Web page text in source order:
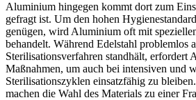
Aluminium hingegen kommt dort zum
gefragt ist. Um den hohen
genügen, wird Aluminium oft mit
behandelt. Während Edelstahl problemlos
Sterilisationsverfahren standhält, erfordert
Maßnahmen, um auch bei intensiven und
Sterilisationszyklen einsatzfähig zu
machen die Wahl des Materials zu einer